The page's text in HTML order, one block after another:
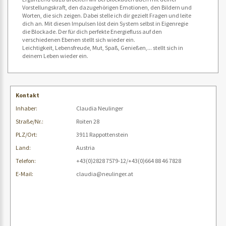
Vorstellungskraft, den dazugehörigen Emotionen, den Bildern und
Worten, die sich zeigen. Dabei stelle ich dir gezielt Fragen und leite
dich an. Mit diesen Impulsen löst dein System selbst in Eigenregie
die Blockade. Der für dich perfekte Energiefluss auf den
verschiedenen Ebenen stellt sich wieder ein.
Leichtigkeit, Lebensfreude, Mut, Spaß, Genießen,... stellt sich in
deinem Leben wieder ein.
Kontakt
Inhaber:
Claudia Neulinger
Straße/Nr.:
Roiten 28
PLZ/Ort:
3911 Rappottenstein
Land:
Austria
Telefon:
+43(0)2828 7579-12/+43(0)664 88 46 7828
E-Mail:
claudia@neulinger.at